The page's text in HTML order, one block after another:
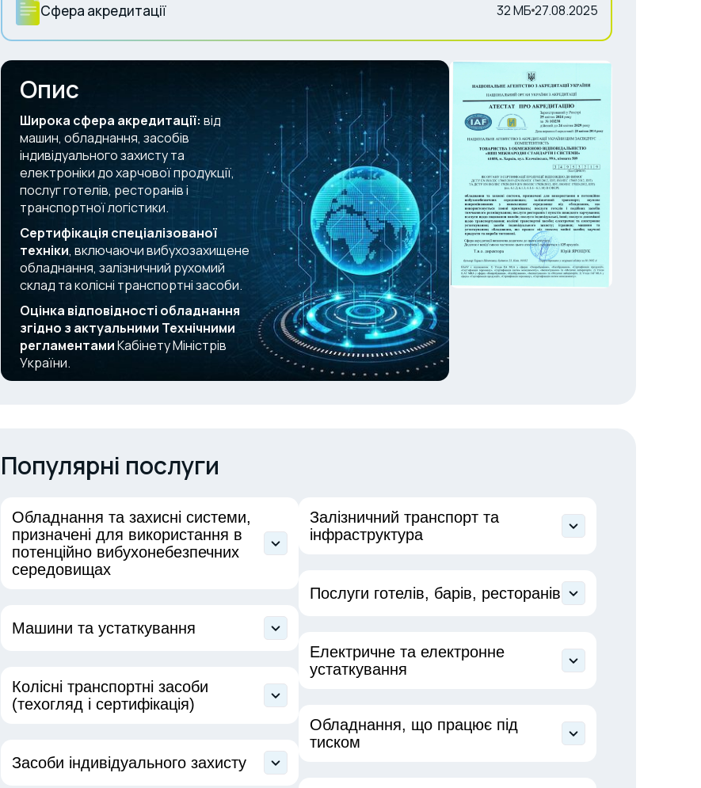
Сфера акредитації 32 МБ 27.08.2025
Опис
Широка сфера акредитації: від
машин, обладнання, засобів
індивідуального захисту та
електроніки до харчової продукції,
послуг готелів, ресторанів і
транспортної логістики.
Сертифікація спеціалізованої
техніки, включаючи вибухозахищене
обладнання, залізничний рухомий
склад та колісні транспортні засоби.
Оцінка відповідності обладнання
згідно з актуальними Технічними
регламентамиКабінету Міністрів
України.
Популярні послуги
Обладнання та захисні системи,
призначені для використання в
потенційно вибухонебезпечних
середовищах
вибухонебезпечних середовищ
Машини та устаткування
середовище від обладнання, що
використовується ззовні приміщень
обладнання
Колісні транспортні засоби
(техогляд і сертифікація)
транспортних засобів
Засоби індивідуального захисту
Залізничний транспорт та
інфраструктура
залізничним транспортом
Послуги готелів, барів, ресторанів
Електричне та електронне
устаткування
обладнання
Обладнання, що працює під
тиском